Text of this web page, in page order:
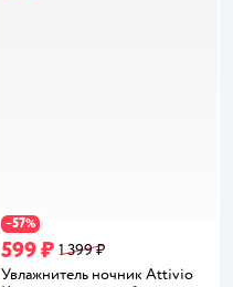
−57%
599 ₽ 1 399 ₽
Увлажнитель ночник Attivio